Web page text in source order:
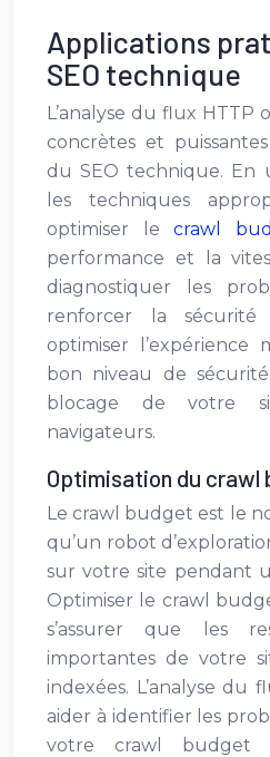
Applications
SEO technique
L’analyse du flux HTTP
concrètes et
du SEO technique. En
les techniques
optimiser lecrawl
performance et la
diagnostiquer les
renforcer la
optimiser l’expérience
bon niveau de
blocage de votre
navigateurs.
Optimisation du crawl
Le crawl budget est le
qu’un robot
sur votre site pendant
Optimiser le crawl
s’assurer que les
importantes de votre
indexées. L’analyse du
aider à identifier les
votre crawl budget